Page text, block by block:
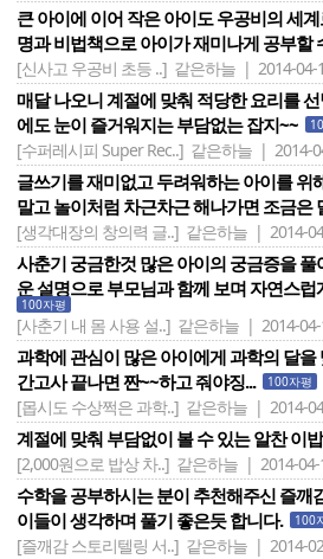
큰 아이에 이어 작은 아이도 우공비의 세
명과 비법책으로 아이가 재미나게 공부할
[신사고 우공비 초등 ..] 같은하늘 | 2014-04-
매달 나오니 계절에 맞춰 적당한 요리를
에도 눈이 즐거워지는 부담없는 잡지~~
[수퍼레시피 Super Rec..] 같은하늘 | 2014-
글쓰기를 재미없고 두려워하는 아이를 위
말고 놀이처럼 차근차근 해나가면 조금은
[생각대장의 창의력 글..] 같은하늘 | 2014-
사춘기 궁금한것 많은 아이의 궁금증을 풀
운 설명으로 부모님과 함께 보며 자연스
100자평
[사춘기 내 몸 사용 설..] 같은하늘 | 2014-04-
과학에 관심이 많은 아이에게 과학의 달을
간고사 끝나면 짠~~하고 줘야징...
100자평
[몹시도 수상쩍은 과학..] 같은하늘 | 2014-
계절에 맞춰 부담없이 볼 수 있는 알찬 이
[2,000원으로 밥상 차..] 같은하늘 | 2014-04-
수학을 공부하시는 분이 추천해주신 즐깨
이들이 생각하며 풀기 좋은듯 합니다.
100
[즐깨감 스토리텔링 서..] 같은하늘 | 2014-